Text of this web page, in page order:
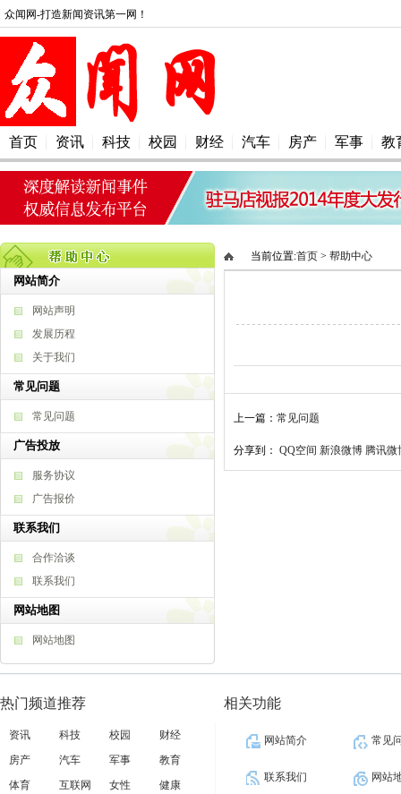
众闻网-打造新闻资讯第一网！
首页 资讯 科技 校园 财经 汽车 房产 军事 教
网站简介
网站声明
发展历程
关于我们
常见问题
常见问题
广告投放
服务协议
广告报价
联系我们
合作洽谈
联系我们
网站地图
网站地图
当前位置:首页 > 帮助中心
上一篇： 常见问题
分享到： QQ空间 新浪微博 腾讯微
热门频道推荐
资讯 科技 校园
财经
房产
汽车 军事
教育
体育
互联网 女性 健康
相关功能
网站简介 常见
联系我们 网站